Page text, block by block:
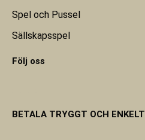
Spel och Pussel
Sällskapsspel
Följ oss
BETALA TRYGGT OCH ENKELT